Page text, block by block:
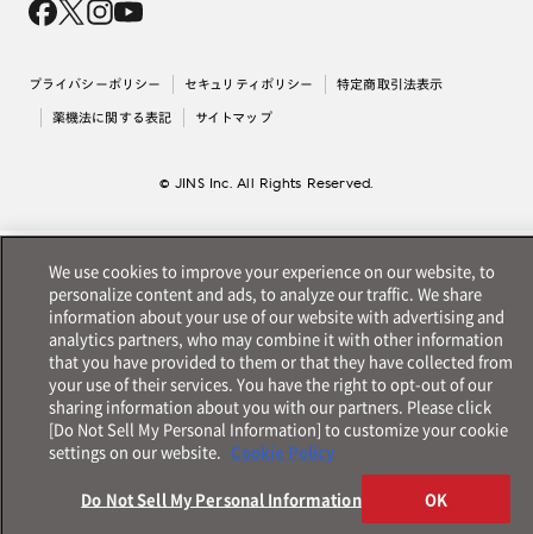
採用情報
出店について
プライバシーポリシー セキュリティポリシー 特定商取引法表示
薬機法に関する表記 サイトマップ
© JINS Inc. All Rights Reserved.
We use cookies to improve your experience on our website, to
personalize content and ads, to analyze our traffic. We share
information about your use of our website with advertising and
analytics partners, who may combine it with other information
that you have provided to them or that they have collected from
your use of their services. You have the right to opt-out of our
sharing information about you with our partners. Please click
[Do Not Sell My Personal Information] to customize your cookie
settings on our website. Cookie Policy
Do Not Sell My Personal Information OK